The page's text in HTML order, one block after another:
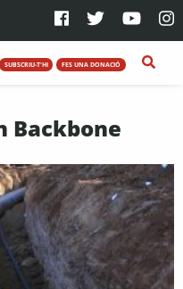
SUBSCRIU-T'HI FES UNA DONACIÓ
Backbone